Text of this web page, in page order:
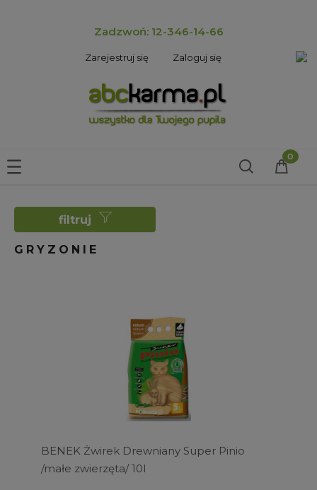
Zadzwoń: 12-346-14-66
Zarejestruj się Zaloguj się
filtruj
GRYZONIE
BENEK Żwirek Drewniany Super Pinio
/małe zwierzęta/ 10l